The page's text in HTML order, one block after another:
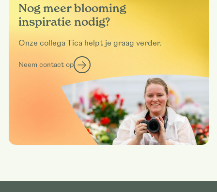
Nog meer blooming
inspiratie nodig?
Onze collega Tica helpt je graag verder.
Neem contact op